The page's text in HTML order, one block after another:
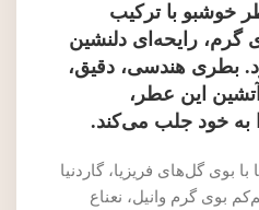
خوشبو با ترکیب
گرم، رایحه‌ای دلنشین
بطری هندسی، دقیق،
این عطر،
به خود جلب می‌کند.
بوی گل‌های فریزیا، گاردنیا
بوی گرم وانیل، نعناع